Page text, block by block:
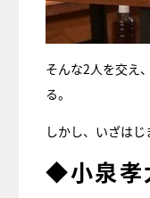
そんな2人を交え
る。
しかし、いざは
◆小泉孝